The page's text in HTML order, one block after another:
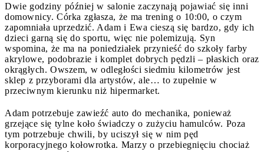
Dwie godziny później w salonie zaczynają pojawiać się inni
domownicy. Córka zgłasza, że ma trening o 10:00, o czym
zapomniała uprzedzić. Adam i Ewa cieszą się bardzo, gdy ich
dzieci garną się do sportu, więc nie polemizują. Syn
wspomina, że ma na poniedziałek przynieść do szkoły farby
akrylowe, podobrazie i komplet dobrych pędzli – płaskich oraz
okrągłych. Owszem, w odległości siedmiu kilometrów jest
sklep z przyborami dla artystów, ale… to zupełnie w
przeciwnym kierunku niż hipermarket.
Adam potrzebuje zawieźć auto do mechanika, ponieważ
grzejące się tylne koło świadczy o zużyciu hamulców. Poza
tym potrzebuje chwili, by uciszył się w nim pęd
korporacyjnego kołowrotka. Marzy o przebiegnięciu chociaż